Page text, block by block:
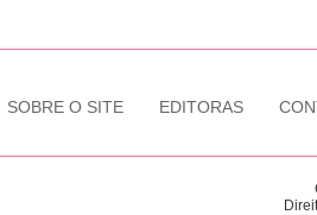
SOBRE O SITE EDITORAS